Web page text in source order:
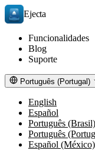
Ejecta
Funcionalidades
Blog
Suporte
Português (Portugal)
English
Español
Português (Brasil)
Português
Español (México)